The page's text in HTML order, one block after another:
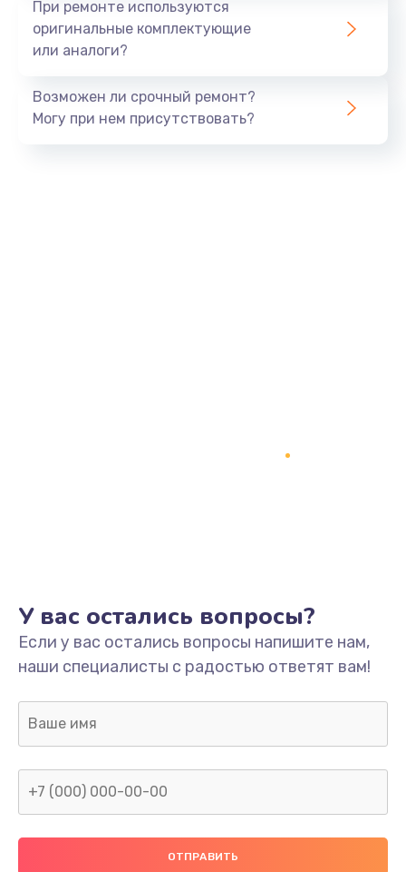
При ремонте используются
оригинальные комплектующие
или аналоги?
Возможен ли срочный ремонт?
Могу при нем присутствовать?
У вас остались вопросы?
Если у вас остались вопросы напишите нам,
наши специалисты с радостью ответят вам!